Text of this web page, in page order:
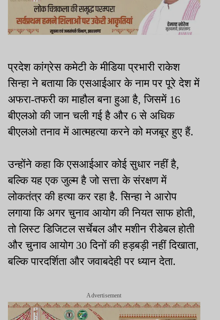
प्रदेश कांग्रेस कमेटी के मीडिया प्रभारी राकेश
सिन्हा ने बताया कि एसआईआर के नाम पर पूरे देश में
अफरा-तफरी का माहौल बना हुआ है, जिसमें 16
बीएलओ की जान चली गई है और 6 से अधिक
बीएलओ तनाव में आत्महत्या करने को मजबूर हुए हैं.
उन्होंने कहा कि एसआईआर कोई सुधार नहीं है,
बल्कि यह एक जुल्म है जो सत्ता के संरक्षण में
लोकतंत्र की हत्या कर रहा है. सिन्हा ने आरोप
लगाया कि अगर चुनाव आयोग की नियत साफ होती,
तो लिस्ट डिजिटल सर्चेबल और मशीन रीडेबल होती
और चुनाव आयोग 30 दिनों की हड़बड़ी नहीं दिखाता,
बल्कि पारदर्शिता और जवाबदेही पर ध्यान देता.
Advertisement